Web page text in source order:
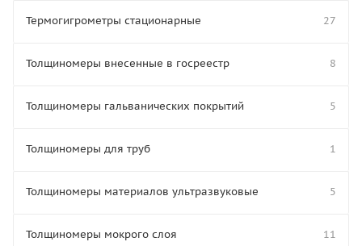
Термогигрометры стационарные 27
Толщиномеры внесенные в госреестр 8
Толщиномеры гальванических покрытий 5
Толщиномеры для труб 1
Толщиномеры материалов ультразвуковые 5
Толщиномеры мокрого слоя 11